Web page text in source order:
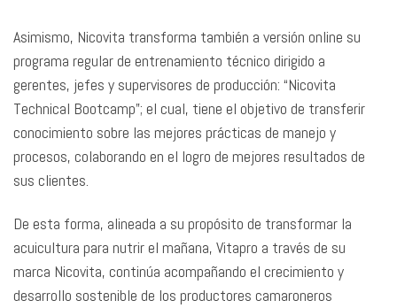
Asimismo, Nicovita transforma también a versión online su
programa regular de entrenamiento técnico dirigido a
gerentes, jefes y supervisores de producción: “Nicovita
Technical Bootcamp”; el cual, tiene el objetivo de transferir
conocimiento sobre las mejores prácticas de manejo y
procesos, colaborando en el logro de mejores resultados de
sus clientes.
De esta forma, alineada a su propósito de transformar la
acuicultura para nutrir el mañana, Vitapro a través de su
marca Nicovita, continúa acompañando el crecimiento y
desarrollo sostenible de los productores camaroneros